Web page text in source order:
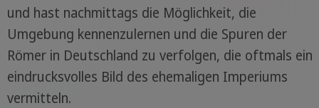
und hast nachmittags die Möglichkeit, die
Umgebung kennenzulernen und die Spuren der
Römer in Deutschland zu verfolgen, die oftmals ein
eindrucksvolles Bild des ehemaligen Imperiums
vermitteln.